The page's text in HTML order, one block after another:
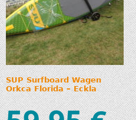
SUP Surfboard Wagen
Orkca Florida – Eckla